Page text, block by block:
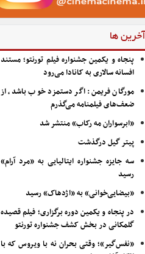
آخرین ها
پنجاه و یکمین جشنواره فیلم تورنتو؛ مستند
افسانه سالاری به کانادا می‌رود
مورگان فریمن: اگر دستمزد خوب باشد، از
ضعف‌های فیلمنامه می‌گذرم
«ابرسواران مه رکاب» منتشر شد
پیتر گیل درگذشت
سه جایزه جشنواره ایتالیایی به «مرد آرام»
رسید
«بیضایی‌خوانی» به «اژدهاک» رسید
در پنجاه و یکمین دوره برگزاری؛ فیلم قصیده
گلمکانی در بخش کشف جشنواره تورنتو
«نفس‌گیر»؛ وقتی بحران نه با ویروس که با